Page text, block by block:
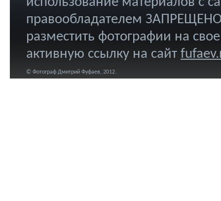
правообладателем
разместить фотографии на
активную ссылку на сайт
© Фотограф Дмитрий Фуфаев, 2012.